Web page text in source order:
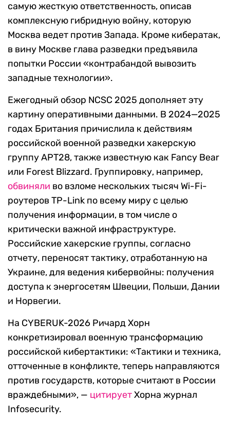
самую жесткую ответственность, описав
комплексную гибридную войну, которую
Москва ведет против Запада. Кроме кибератак,
в вину Москве глава разведки предъявила
попытки России «контрабандой вывозить
западные технологии».
Ежегодный обзор NCSC 2025 дополняет эту
картину оперативными данными. В 2024—2025
годах Британия причислила к действиям
российской военной разведки хакерскую
группу APT28, также известную как Fancy Bear
или Forest Blizzard. Группировку, например,
обвиняли во взломе нескольких тысяч Wi-Fi-
роутеров TP-Link по всему миру с целью
получения информации, в том числе о
критически важной инфраструктуре.
Российские хакерские группы, согласно
отчету, переносят тактику, отработанную на
Украине, для ведения кибервойны: получения
доступа к энергосетям Швеции, Польши, Дании
и Норвегии.
На CYBERUK-2026 Ричард Хорн
конкретизировал военную трансформацию
российской кибертактики: «Тактики и техника,
отточенные в конфликте, теперь направляются
против государств, которые считают в России
враждебными», — цитируетХорна журнал
Infosecurity.